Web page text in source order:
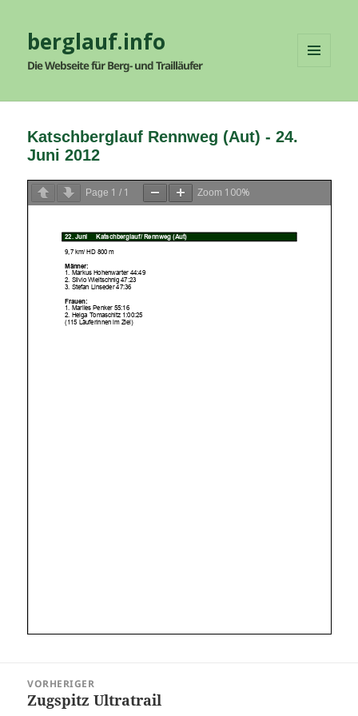
berglauf.info
Die Webseite für Berg- und Trailläufer
WIDGETS
Katschberglauf Rennweg (Aut) - 24.
Juni 2012
Page 1 / 1 Zoom 100%
VORHERIGER
Vorheriger
Zugspitz Ultratrail